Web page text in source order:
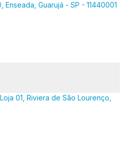
Guarujá - SP - 11440001
01, Riviera de São Lourenço,